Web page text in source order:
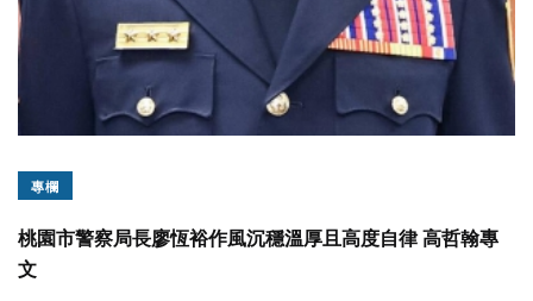
專欄
桃園市警察局長廖恆裕作風沉穩溫厚且高度自律 高哲翰專
文